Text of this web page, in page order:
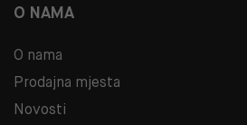
O NAMA
O nama
Prodajna mjesta
Novosti